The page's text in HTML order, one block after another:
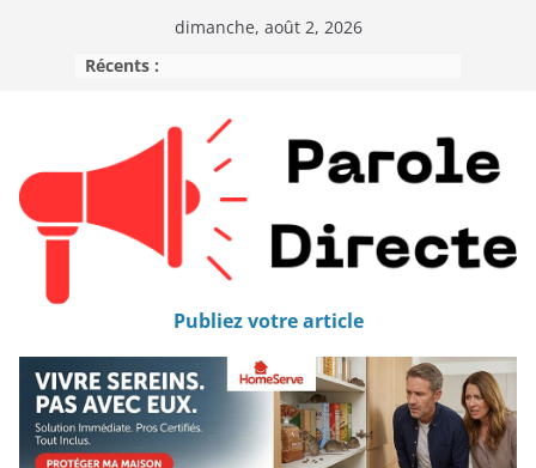
dimanche, août 2, 2026
Récents :
Publiez votre article